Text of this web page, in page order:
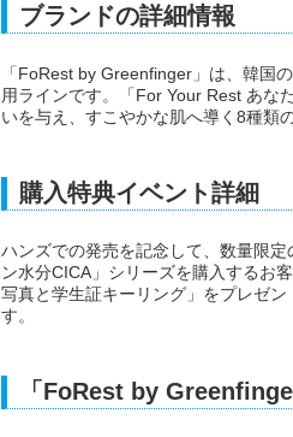
ブランドの詳細情報
「FoRest by Greenfinger」は、韓国
用ラインです。「For Your Rest あな
いを与え、すこやかな肌へ導く8種類
購入特典イベント詳細
ハンズでの発売を記念して、数量限
ン水分CICA」シリーズを購入するお
写真と学生証キーリング」をプレゼ
す。
「FoRest by